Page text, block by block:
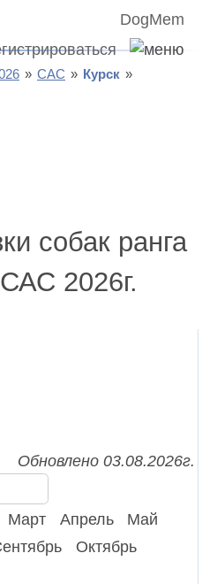
DogMem
САС Курск
собак ранга
2026г.
Обновлено 03.08.2026г.
Март Апрель
Май
Октябрь